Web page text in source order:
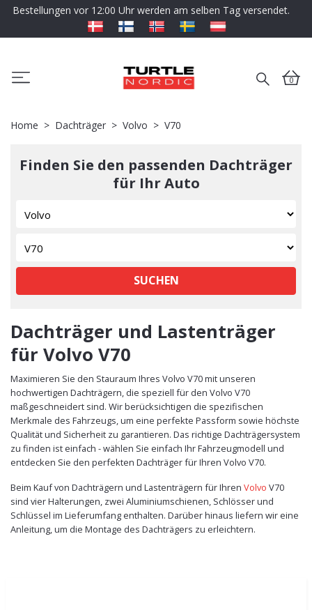
Bestellungen vor 12:00 Uhr werden am selben Tag versendet.
0
Home Dachträger Volvo V70
Finden Sie den passenden Dachträger
für Ihr Auto
SUCHEN
Dachträger und Lastenträger
für Volvo V70
Maximieren Sie den Stauraum Ihres Volvo V70 mit unseren
hochwertigen Dachträgern, die speziell für den Volvo V70
maßgeschneidert sind. Wir berücksichtigen die spezifischen
Merkmale des Fahrzeugs, um eine perfekte Passform sowie höchste
Qualität und Sicherheit zu garantieren. Das richtige Dachträgersystem
zu finden ist einfach - wählen Sie einfach Ihr Fahrzeugmodell und
entdecken Sie den perfekten Dachträger für Ihren Volvo V70.
Beim Kauf von Dachträgern und Lastenträgern für Ihren Volvo V70
sind vier Halterungen, zwei Aluminiumschienen, Schlösser und
Schlüssel im Lieferumfang enthalten. Darüber hinaus liefern wir eine
Anleitung, um die Montage des Dachträgers zu erleichtern.